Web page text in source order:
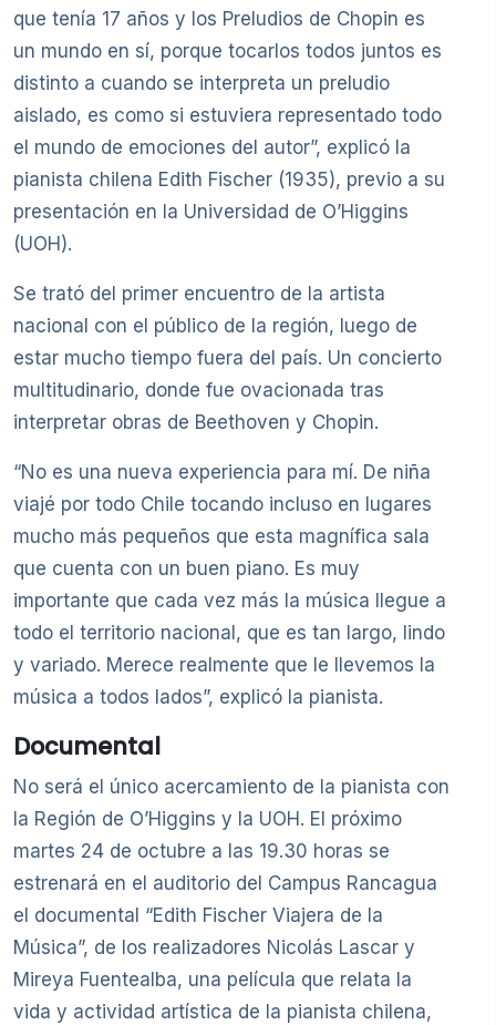
que tenía 17 años y los Preludios de Chopin es
un mundo en sí, porque tocarlos todos juntos es
distinto a cuando se interpreta un preludio
aislado, es como si estuviera representado todo
el mundo de emociones del autor”, explicó la
pianista chilena Edith Fischer (1935), previo a su
presentación en la Universidad de O’Higgins
(UOH).
Se trató del primer encuentro de la artista
nacional con el público de la región, luego de
estar mucho tiempo fuera del país. Un concierto
multitudinario, donde fue ovacionada tras
interpretar obras de Beethoven y Chopin.
“No es una nueva experiencia para mí. De niña
viajé por todo Chile tocando incluso en lugares
mucho más pequeños que esta magnífica sala
que cuenta con un buen piano. Es muy
importante que cada vez más la música llegue a
todo el territorio nacional, que es tan largo, lindo
y variado. Merece realmente que le llevemos la
música a todos lados”, explicó la pianista.
Documental
No será el único acercamiento de la pianista con
la Región de O’Higgins y la UOH. El próximo
martes 24 de octubre a las 19.30 horas se
estrenará en el auditorio del Campus Rancagua
el documental “Edith Fischer Viajera de la
Música”, de los realizadores Nicolás Lascar y
Mireya Fuentealba, una película que relata la
vida y actividad artística de la pianista chilena,